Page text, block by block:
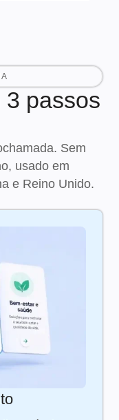
3 passos
Sem
usado em
e Reino Unido.